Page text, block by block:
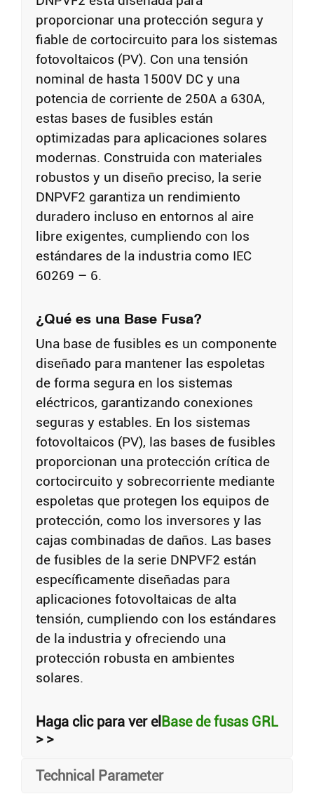
proporcionar una protección segura y
fiable de cortocircuito para los sistemas
fotovoltaicos (PV). Con una tensión
nominal de hasta 1500V DC y una
potencia de corriente de 250A a 630A,
estas bases de fusibles están
optimizadas para aplicaciones solares
modernas. Construida con materiales
robustos y un diseño preciso, la serie
DNPVF2 garantiza un rendimiento
duradero incluso en entornos al aire
libre exigentes, cumpliendo con los
estándares de la industria como IEC
60269 – 6.
¿Qué es una Base Fusa?
Una base de fusibles es un componente
diseñado para mantener las espoletas
de forma segura en los sistemas
eléctricos, garantizando conexiones
seguras y estables. En los sistemas
fotovoltaicos (PV), las bases de fusibles
proporcionan una protección crítica de
cortocircuito y sobrecorriente mediante
espoletas que protegen los equipos de
protección, como los inversores y las
cajas combinadas de daños. Las bases
de fusibles de la serie DNPVF2 están
específicamente diseñadas para
aplicaciones fotovoltaicas de alta
tensión, cumpliendo con los estándares
de la industria y ofreciendo una
protección robusta en ambientes
solares.
Haga clic para ver el Base de fusas GRL
> >
Technical Parameter